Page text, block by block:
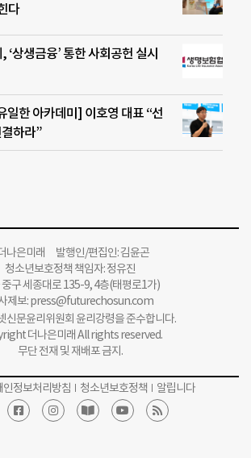
다
‘상생금융’ 통한 사회공헌 실시
일한 아카데미] 이호영 대표 “선
하라”
나은미래 발행인/편집인: 김윤곤
청소년보호정책 책임자: 정유진
중구 세종대로 135-9, 4층(태평로1가)
제보:press@futurechosun.com
신문윤리위원회 윤리강령을 준수합니다.
더나은미래 All rights reserved.
무단 전재 및 재배포 금지.
인정보처리방침 청소년보호정책 알립니다